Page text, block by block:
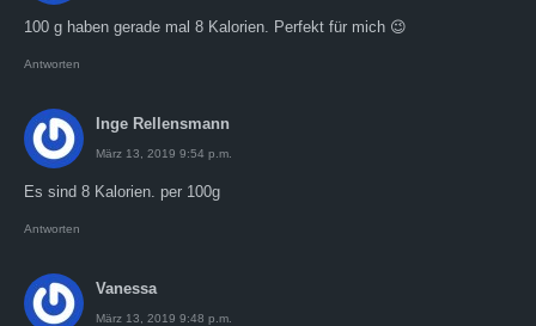
100 g haben gerade mal 8 Kalorien. Perfekt für mich 😉
Antworten
Inge Rellensmann
März 13, 2019 9:54 p.m.
Es sind 8 Kalorien. per 100g
Antworten
Vanessa
März 13, 2019 9:48 p.m.